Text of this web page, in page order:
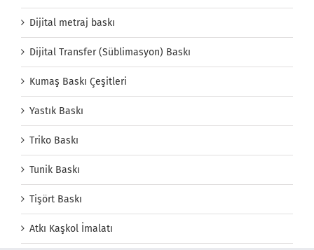
Dijital metraj baskı
Dijital Transfer (Süblimasyon) Baskı
Kumaş Baskı Çeşitleri
Yastık Baskı
Triko Baskı
Tunik Baskı
Tişört Baskı
Atkı Kaşkol İmalatı